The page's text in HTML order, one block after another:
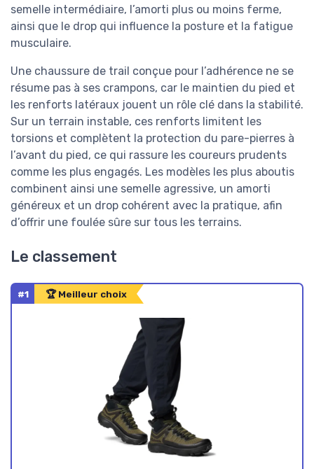
semelle intermédiaire, l’amorti plus ou moins ferme,
ainsi que le drop qui influence la posture et la fatigue
musculaire.
Une chaussure de trail conçue pour l’adhérence ne se
résume pas à ses crampons, car le maintien du pied et
les renforts latéraux jouent un rôle clé dans la stabilité.
Sur un terrain instable, ces renforts limitent les
torsions et complètent la protection du pare-pierres à
l’avant du pied, ce qui rassure les coureurs prudents
comme les plus engagés. Les modèles les plus aboutis
combinent ainsi une semelle agressive, un amorti
généreux et un drop cohérent avec la pratique, afin
d’offrir une foulée sûre sur tous les terrains.
Le classement
#1 🏆 Meilleur choix